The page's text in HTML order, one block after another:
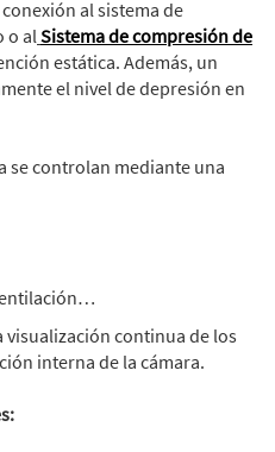
al sistema de
o al Sistema de compresión de
estática. Además, un
el nivel de depresión en
se controlan mediante una
continua de los
interna de la cámara.